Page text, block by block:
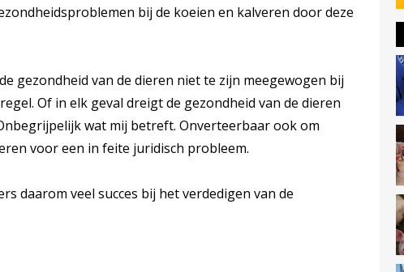
bij de koeien en kalveren door deze
gezondheid van de dieren niet te zijn meegewogen bij
Of in elk geval dreigt de gezondheid van de dieren
wat mij betreft. Onverteerbaar ook om
voor een in feite juridisch probleem.
daarom veel succes bij het verdedigen van de